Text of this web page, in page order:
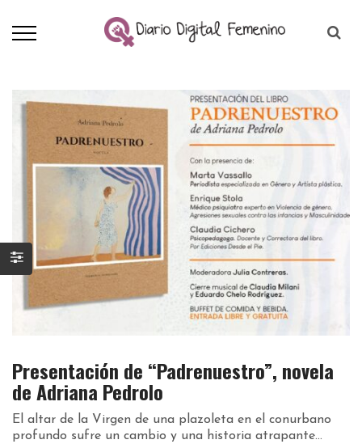
Presentación de “Padrenuestro”, novela
de Adriana Pedrolo
El altar de la Virgen de una plazoleta en el conurbano
profundo sufre un cambio y una historia atrapante...